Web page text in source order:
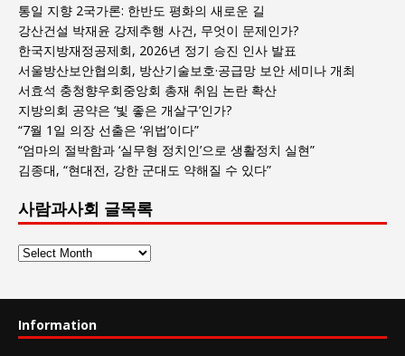
통일 지향 2국가론: 한반도 평화의 새로운 길
강산건설 박재윤 강제추행 사건, 무엇이 문제인가?
한국지방재정공제회, 2026년 정기 승진 인사 발표
서울방산보안협의회, 방산기술보호·공급망 보안 세미나 개최
서효석 충청향우회중앙회 총재 취임 논란 확산
지방의회 공약은 ‘빛 좋은 개살구’인가?
“7월 1일 의장 선출은 ‘위법’이다”
“엄마의 절박함과 ‘실무형 정치인’으로 생활정치 실현”
김종대, “현대전, 강한 군대도 약해질 수 있다”
사람과사회 글목록
사
회
Information